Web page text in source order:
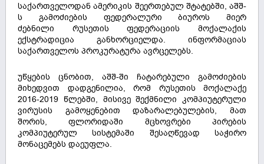
საქართველოდან ამერიკის შეერთებულ შტატებში, აშშ-
ს გამოძიების ფედერალური ბიუროს მიერ
ძებნილი რუსეთის ფედერაციის მოქალაქის
ექსტრადიცია განხორციელდა. ინფორმაციას
საქართველოს პროკურატურა ავრცელებს.
უწყების ცნობით, აშშ-ში ჩატარებული გამოძიების
მიხედვით დადგენილია, რომ რუსეთის მოქალაქე
2016-2019 წლებში, მისივე შექმნილი კომპიუტერული
ვირუსის გამოყენებით დაზარალებულების, მათ
შორის, ფლორიდაში მცხოვრები პირების
კომპიუტერულ სისტემაში შესაღწევად საჭირო
მონაცემებს დაეუფლა.